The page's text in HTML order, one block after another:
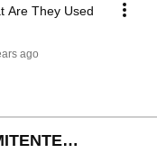
Are They Used
ago